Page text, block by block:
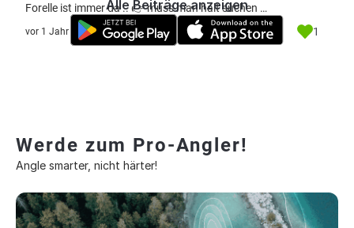
Forelle ist immer da .. 👉 muss man halt suchen …
vor 1 Jahr 1
Alle Beiträge anzeigen
Werde zum Pro-Angler!
Angle smarter, nicht härter!